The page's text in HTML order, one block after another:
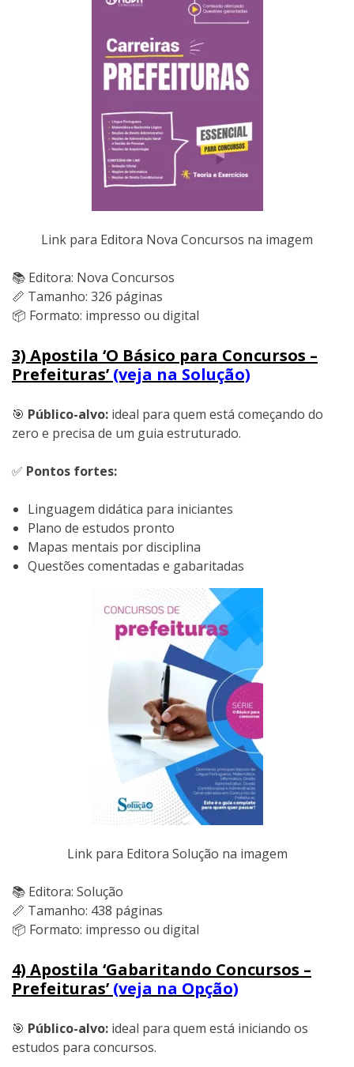
Link para Editora Nova Concursos na imagem
📚 Editora: Nova Concursos
📏 Tamanho: 326 páginas
📦 Formato: impresso ou digital
3) Apostila ‘O Básico para Concursos –
Prefeituras’ (veja na Solução)
🎯 Público-alvo: ideal para quem está começando do
zero e precisa de um guia estruturado.
✅ Pontos fortes:
Linguagem didática para iniciantes
Plano de estudos pronto
Mapas mentais por disciplina
Questões comentadas e gabaritadas
Link para Editora Solução na imagem
📚 Editora: Solução
📏 Tamanho: 438 páginas
📦 Formato: impresso ou digital
4) Apostila ‘Gabaritando Concursos –
Prefeituras’ (veja na Opção)
🎯 Público-alvo: ideal para quem está iniciando os
estudos para concursos.